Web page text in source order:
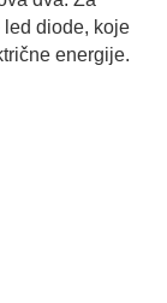
diode, koje
energije.